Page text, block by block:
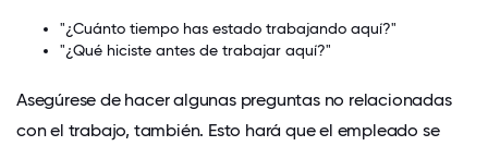
"¿Cuánto tiempo has estado trabajando aquí?"
"¿Qué hiciste antes de trabajar aquí?"
Asegúrese de hacer algunas preguntas no relacionadas
con el trabajo, también. Esto hará que el empleado se